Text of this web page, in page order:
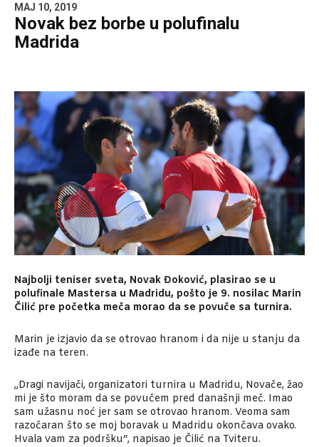
MAJ 10, 2019
Novak bez borbe u polufinalu
Madrida
Najbolji teniser sveta, Novak Đoković, plasirao se u
polufinale Mastersa u Madridu, pošto je 9. nosilac Marin
Čilić pre početka meča morao da se povuče sa turnira.
Marin je izjavio da se otrovao hranom i da nije u stanju da
izađe na teren.
„Dragi navijači, organizatori turnira u Madridu, Novače, žao
mi je što moram da se povučem pred današnji meč. Imao
sam užasnu noć jer sam se otrovao hranom. Veoma sam
razočaran što se moj boravak u Madridu okončava ovako.
Hvala vam za podršku“, napisao je Čilić na Tviteru.